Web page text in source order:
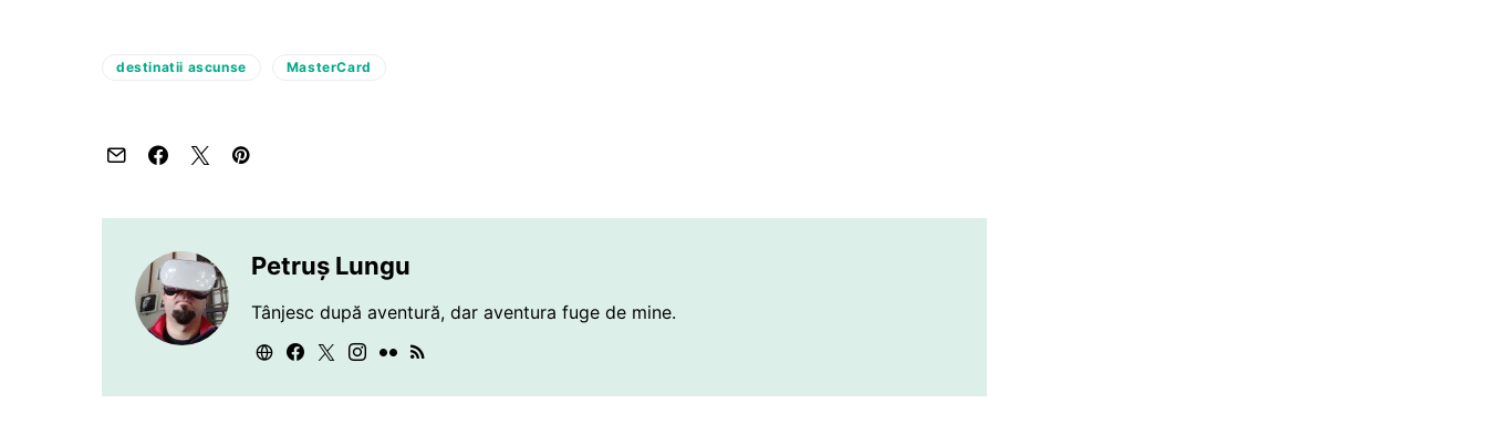
destinatii ascunse MasterCard
Petruș Lungu
Tânjesc după aventură, dar aventura fuge de mine.